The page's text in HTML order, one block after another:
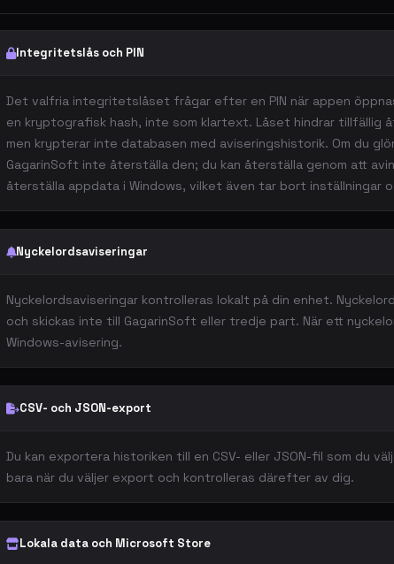
Integritetslås och PIN
Det valfria integritetslåset frågar efter en PIN när appen
en kryptografisk hash, inte som klartext. Låset hindrar tillfällig
men krypterar inte databasen med aviseringshistorik. Om du
GagarinSoft inte återställa den; du kan återställa genom att
återställa appdata i Windows, vilket även tar bort inställningar
Nyckelordsaviseringar
Nyckelordsaviseringar kontrolleras lokalt på din enhet.
och skickas inte till GagarinSoft eller tredje part. När ett
Windows-avisering.
CSV- och JSON-export
Du kan exportera historiken till en CSV- eller JSON-fil som du
bara när du väljer export och kontrolleras därefter av dig.
Lokala data och Microsoft Store